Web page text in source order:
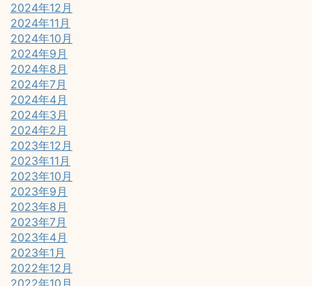
2024年12月
2024年11月
2024年10月
2024年9月
2024年8月
2024年7月
2024年4月
2024年3月
2024年2月
2023年12月
2023年11月
2023年10月
2023年9月
2023年8月
2023年7月
2023年4月
2023年1月
2022年12月
2022年10月